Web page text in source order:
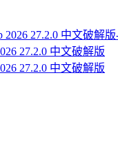
27.2.0 中文破解版
27.2.0 中文破解版